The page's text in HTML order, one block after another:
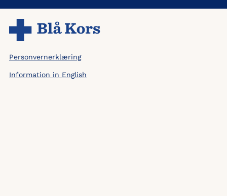
Personvernerklæring
Information in English